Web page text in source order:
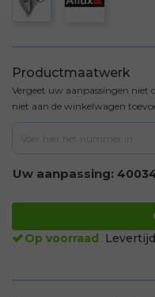
Productmaatwerk
Vergeet uw aanpassingen niet
niet aan de winkelwagen
Uw aanpassing:
Op voorraad